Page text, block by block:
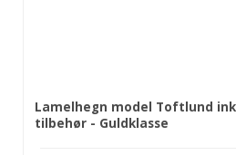
Lamelhegn model Toftlund
tilbehør - Guldklasse